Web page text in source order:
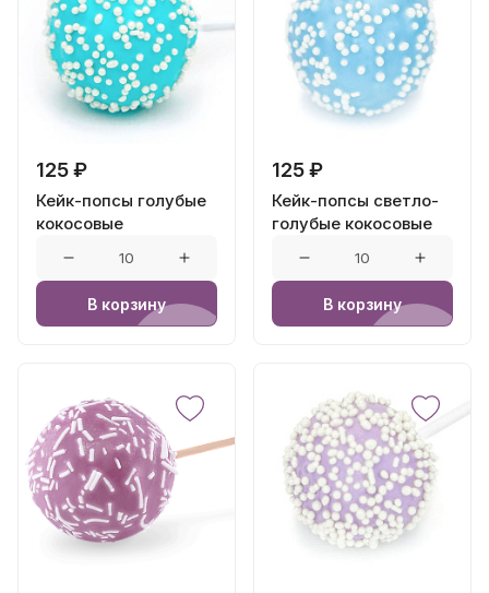
125 ₽
Кейк-попсы голубые
кокосовые
В корзину
125 ₽
Кейк-попсы светло-
голубые кокосовые
В корзину